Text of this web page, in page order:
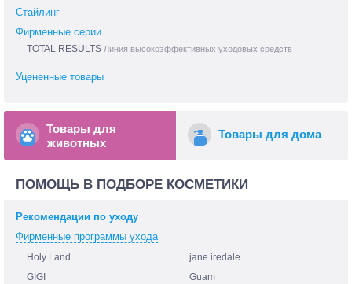
Стайлинг
Фирменные серии
TOTAL RESULTS Линия высокоэффективных уходовых средств
Уцененные товары
Товары для
животных
Товары для дома
ПОМОЩЬ В ПОДБОРЕ КОСМЕТИКИ
Рекомендации по уходу
Фирменные программы ухода
Holy Land
jane iredale
GIGI
Guam